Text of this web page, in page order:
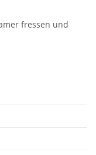
fressen und